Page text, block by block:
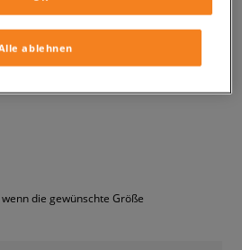
die gewünschte Größe
ablehnen